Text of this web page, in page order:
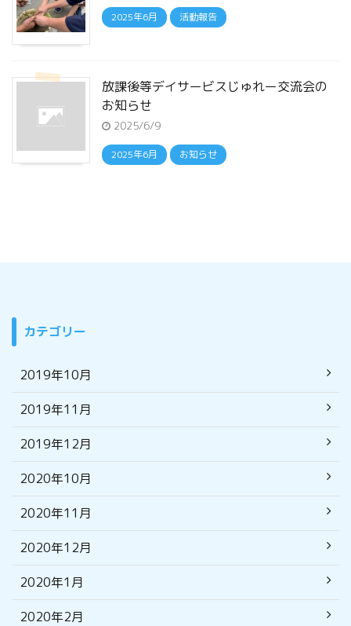
2025年6月 活動報告
放課後等デイサービスじゅれー交流会の
お知らせ
2025/6/9
2025年6月 お知らせ
カテゴリー
2019年10月
2019年11月
2019年12月
2020年10月
2020年11月
2020年12月
2020年1月
2020年2月